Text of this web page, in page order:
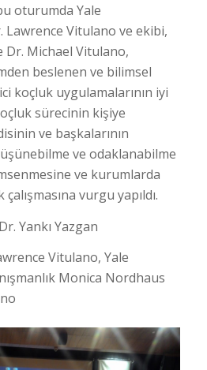
oturumda Yale
Lawrence Vitulano ve ekibi,
Dr. Michael Vitulano,
beslenen ve bilimsel
koçluk uygulamalarının iyi
sürecinin kişiye
ve başkalarının
ve odaklanabilme
ve kurumlarda
vurgu yapıldı.
Dr. Yankı Yazgan
Vitulano, Yale
Monica Nordhaus